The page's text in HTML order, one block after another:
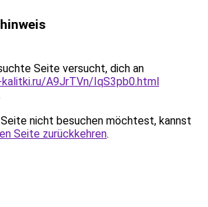
Seite versucht, dich an
A9JrTVn/IqS3pb0.html
nicht besuchen möchtest, kannst
Seite zurückkehren.